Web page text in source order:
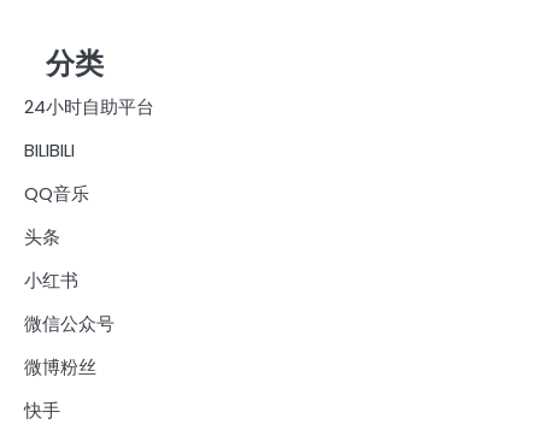
分类
24小时自助平台
BILIBILI
QQ音乐
头条
小红书
微信公众号
微博粉丝
快手